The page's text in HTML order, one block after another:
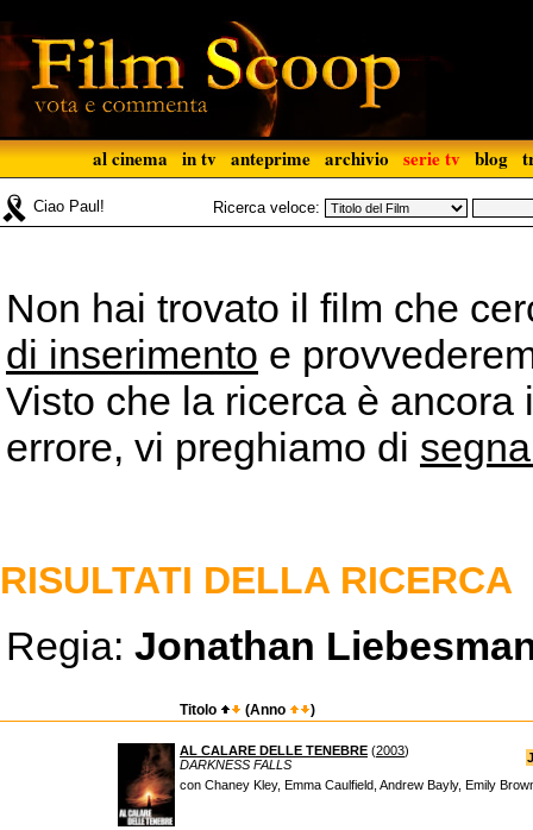
al cinema in tv anteprime archivio serie tv blog
Ciao Paul! Ricerca veloce:
Non hai trovato il film che
di inserimento e
Visto che la ricerca è
errore, vi preghiamo di
RISULTATI DELLA RICERCA
Regia: Jonathan
Titolo (Anno )
AL CALARE DELLE TENEBRE (2003)
DARKNESS FALLS
con Chaney Kley, Emma Caulfield, Andrew Bayly, Emily